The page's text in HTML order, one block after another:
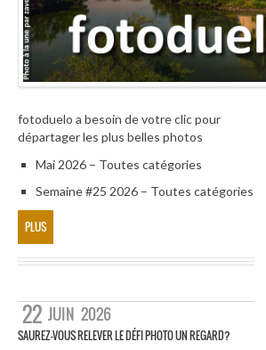
fotoduelo a besoin de votre clic pour
départager les plus belles photos
Mai 2026 – Toutes catégories
Semaine #25 2026 – Toutes catégories
PLUS
22 JUIN 2026
SAUREZ-VOUS RELEVER LE DÉFI PHOTO UN REGARD?